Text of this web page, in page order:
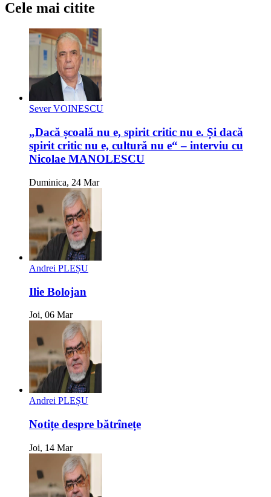
Cele mai citite
Sever VOINESCU
„Dacă școală nu e, spirit critic nu e. Și dacă
spirit critic nu e, cultură nu e“ – interviu cu
Nicolae MANOLESCU
Duminica, 24 Mar
Andrei PLEȘU
Ilie Bolojan
Joi, 06 Mar
Andrei PLEȘU
Notițe despre bătrînețe
Joi, 14 Mar